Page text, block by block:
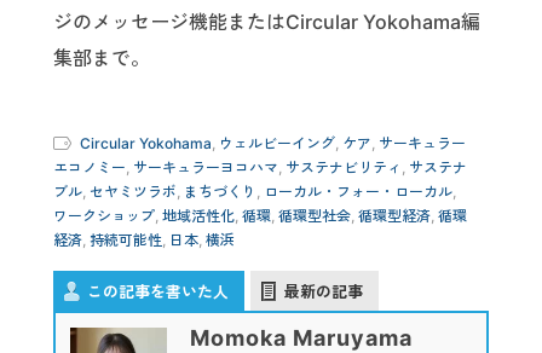
ジのメッセージ機能またはCircular Yokohama編
集部まで。
Circular Yokohama, ウェルビーイング, ケア, サーキュラー
エコノミー, サーキュラーヨコハマ, サステナビリティ , サステナ
ブル, セヤミツラボ, まちづくり , ローカル・フォー・ローカル,
ワークショップ, 地域活性化, 循環, 循環型社会, 循環型経済, 循環
経済, 持続可能性, 日本, 横浜
この記事を書いた人 最新の記事
Momoka Maruyama